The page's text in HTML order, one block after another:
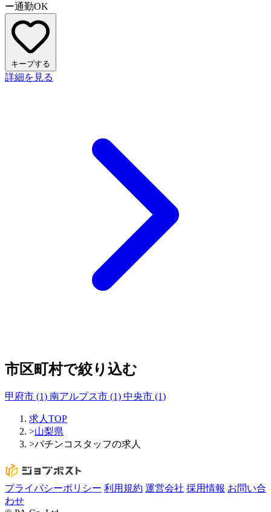
ー通勤OK
キープする
詳細を見る
市区町村で絞り込む
甲府市 (1) 南アルプス市 (1) 中央市 (1)
求人TOP
>山梨県
>パチンコスタッフの求人
プライバシーポリシー 利用規約 運営会社 採用情報 お問い合
わせ